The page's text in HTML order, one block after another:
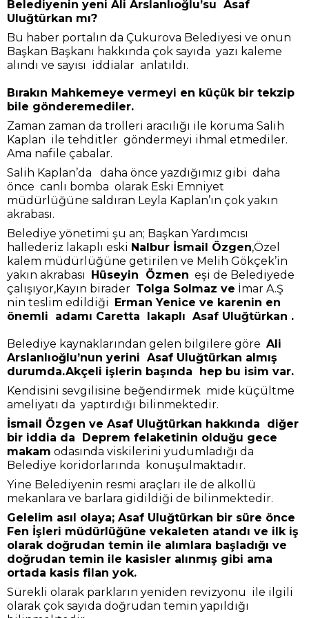
Belediyenin yeni Ali Arslanlıoğlu’su Asaf
Uluğtürkan mı?
Bu haber portalın da Çukurova Belediyesi ve onun
Başkan Başkanı hakkında çok sayıda yazı kaleme
alındı ve sayısı iddialar anlatıldı.
Bırakın Mahkemeye vermeyi en küçük bir tekzip
bile gönderemediler.
Zaman zaman da trolleri aracılığı ile koruma Salih
Kaplan ile tehditler göndermeyi ihmal etmediler.
Ama nafile çabalar.
Salih Kaplan’da daha önce yazdığımız gibi daha
önce canlı bomba olarak Eski Emniyet
müdürlüğüne saldıran Leyla Kaplan’ın çok yakın
akrabası.
Belediye yönetimi şu an; Başkan Yardımcısı
hallederiz lakaplı eski Nalbur İsmail Özgen,Özel
kalem müdürlüğüne getirilen ve Melih Gökçek’in
yakın akrabası Hüseyin Özmen eşi de Belediyede
çalışıyor,Kayın birader Tolga Solmaz ve İmar A.Ş
nin teslim edildiği Erman Yenice ve karenin en
önemli adamı Caretta lakaplı Asaf Uluğtürkan .
Belediye kaynaklarından gelen bilgilere göre Ali
Arslanlıoğlu’nun yerini Asaf Uluğtürkan almış
durumda.Akçeli işlerin başında hep bu isim var.
Kendisini sevgilisine beğendirmek mide küçültme
ameliyatı da yaptırdığı bilinmektedir.
İsmail Özgen ve Asaf Uluğtürkan hakkında diğer
bir iddia da Deprem felaketinin olduğu gece
makam odasında viskilerini yudumladığı da
Belediye koridorlarında konuşulmaktadır.
Yine Belediyenin resmi araçları ile de alkollü
mekanlara ve barlara gidildiği de bilinmektedir.
Gelelim asıl olaya; Asaf Uluğtürkan bir süre önce
Fen İşleri müdürlüğüne vekaleten atandı ve ilk iş
olarak doğrudan temin ile alımlara başladığı ve
doğrudan temin ile kasisler alınmış gibi ama
ortada kasis filan yok.
Sürekli olarak parkların yeniden revizyonu ile ilgili
olarak çok sayıda doğrudan temin yapıldığı